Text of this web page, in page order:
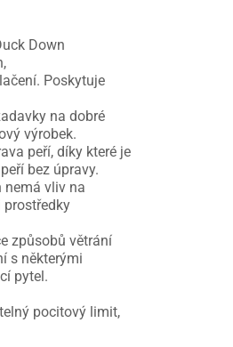
Down
Poskytuje
na dobré
výrobek.
peří, díky které je
bez úpravy.
nemá vliv na
způsobů větrání
s některými
pytel.
pocitový limit,